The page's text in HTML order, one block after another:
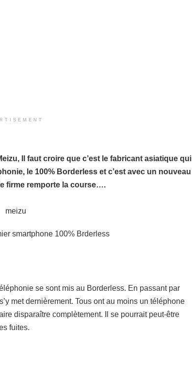
Il faut croire que c’est le fabricant asiatique qui
le 100% Borderless et c’est avec un nouveau
firme remporte la course….
smartphone 100% Brderless
se sont mis au Borderless. En passant par
s’y met dernièrement. Tous ont au moins un téléphone
disparaître complètement. Il se pourrait peut-être
fuites.